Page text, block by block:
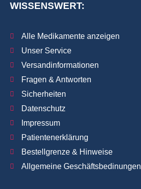
WISSENSWERT:
Alle Medikamente anzeigen
Unser Service
Versandinformationen
Fragen & Antworten
Sicherheiten
Datenschutz
Impressum
Patientenerklärung
Bestellgrenze & Hinweise
Allgemeine Geschäftsbedinungen